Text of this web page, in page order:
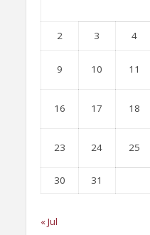
2 3 4
9 10 11
16 17 18
23 24 25
30
31
« Jul